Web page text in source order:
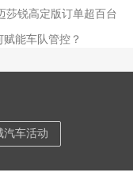
莎锐高定版订单超百台
能车队管控？
汽车活动